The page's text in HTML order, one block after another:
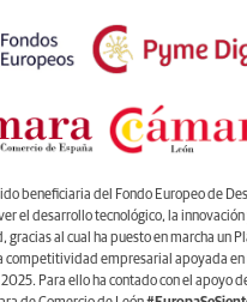
para eliminar la cal del baño